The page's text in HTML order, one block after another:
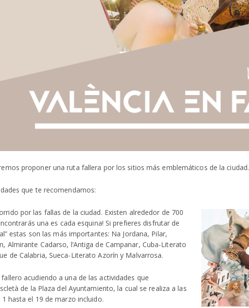
proponer una ruta fallera por los sitios más emblemáticos de la ciudad.
que te recomendamos:
por las fallas de la ciudad. Existen alrededor de 700
una es cada esquina! Si prefieres disfrutar de
estas son las más importantes: Na Jordana, Pilar,
Almirante Cadarso, l’Antiga de Campanar, Cuba-Literato
de Calabria, Sueca-Literato Azorín y Malvarrosa.
acudiendo a una de las actividades que
de la Plaza del Ayuntamiento, la cual se realiza a las
hasta el 19 de marzo incluido.